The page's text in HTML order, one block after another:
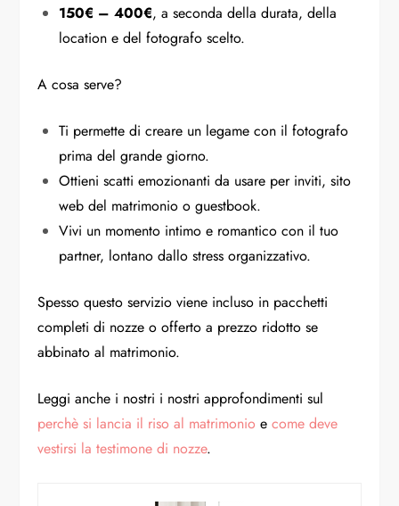
150€ – 400€, a seconda della durata, della
location e del fotografo scelto.
A cosa serve?
Ti permette di creare un legame con il fotografo
prima del grande giorno.
Ottieni scatti emozionanti da usare per inviti, sito
web del matrimonio o guestbook.
Vivi un momento intimo e romantico con il tuo
partner, lontano dallo stress organizzativo.
Spesso questo servizio viene incluso in pacchetti
completi di nozze o offerto a prezzo ridotto se
abbinato al matrimonio.
Leggi anche i nostri i nostri approfondimenti sul
perchè si lancia il riso al matrimonio ecome deve
vestirsi la testimone di nozze.